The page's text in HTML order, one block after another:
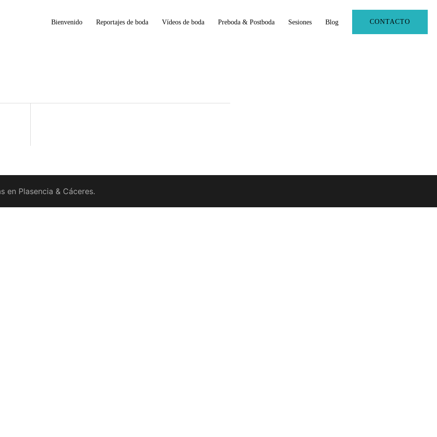
Bienvenido Reportajes de boda Vídeos de boda Preboda & Postboda Sesiones Blog CONTACTO
Plasencia & Cáceres.